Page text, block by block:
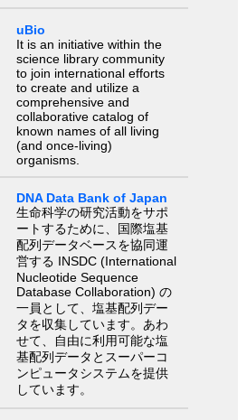
uBio
It is an initiative within the
science library community
to join international efforts
to create and utilize a
comprehensive and
collaborative catalog of
known names of all living
(and once-living)
organisms.
DNA Data Bank of Japan
生命科学の研究活動をサポ
ートするために、国際塩基
配列データベースを協同運
営する INSDC (International
Nucleotide Sequence
Database Collaboration) の
一員として、塩基配列デー
タを収集しています。あわ
せて、自由に利用可能な塩
基配列データとスーパーコ
ンピュータシステムを提供
しています。